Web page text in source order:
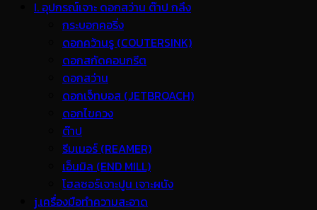
I. อุปกรณ์เจาะ ดอกสว่าน ต๊าป กลึง
กระบอกคอริ่ง
ดอกคว้านรู (COUTERSINK)
ดอกสกัดคอนกรีต
ดอกสว่าน
ดอกเจ็ทบอส (JETBROACH)
ดอกไขควง
ต๊าป
รีมเมอร์ (REAMER)
เอ็นมิล (END MILL)
โฮลซอร์เจาะปูน เจาะผนัง
j.เครื่องมือทำความสะอาด